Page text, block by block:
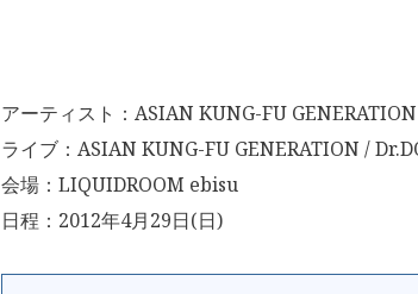
アーティスト：ASIAN KUNG-FU
ライブ：ASIAN KUNG-FU GENERATION /
会場：LIQUIDROOM ebisu
日程：2012年4月29日(日)